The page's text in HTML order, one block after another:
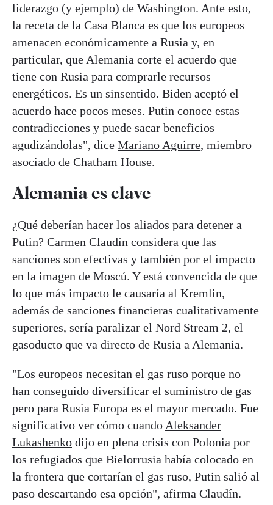
liderazgo (y ejemplo) de Washington. Ante esto,
la receta de la Casa Blanca es que los europeos
amenacen económicamente a Rusia y, en
particular, que Alemania corte el acuerdo que
tiene con Rusia para comprarle recursos
energéticos. Es un sinsentido. Biden aceptó el
acuerdo hace pocos meses. Putin conoce estas
contradicciones y puede sacar beneficios
agudizándolas", dice Mariano Aguirre, miembro
asociado de Chatham House.
Alemania es clave
¿Qué deberían hacer los aliados para detener a
Putin? Carmen Claudín considera que las
sanciones son efectivas y también por el impacto
en la imagen de Moscú. Y está convencida de que
lo que más impacto le causaría al Kremlin,
además de sanciones financieras cualitativamente
superiores, sería paralizar el Nord Stream 2, el
gasoducto que va directo de Rusia a Alemania.
"Los europeos necesitan el gas ruso porque no
han conseguido diversificar el suministro de gas
pero para Rusia Europa es el mayor mercado. Fue
significativo ver cómo cuando Aleksander
Lukashenko dijo en plena crisis con Polonia por
los refugiados que Bielorrusia había colocado en
la frontera que cortarían el gas ruso, Putin salió al
paso descartando esa opción", afirma Claudín.